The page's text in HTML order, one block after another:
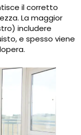
il corretto
La maggior
includere
e spesso viene